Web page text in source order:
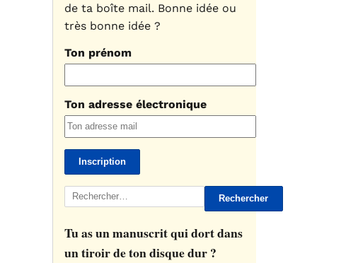
de ta boîte mail. Bonne idée ou
très bonne idée ?
Ton prénom
Ton adresse électronique
Rechercher :
Tu as un manuscrit qui dort dans
un tiroir de ton disque dur ?